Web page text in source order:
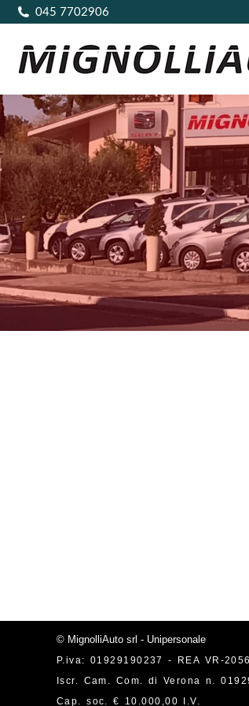
045 7702906
© MignolliAuto srl - Unipersonale
P.iva: 01929190237 - REA VR-
Iscr. Cam. Com. di Verona n.
Cap. soc. € 10.000,00 I.V.